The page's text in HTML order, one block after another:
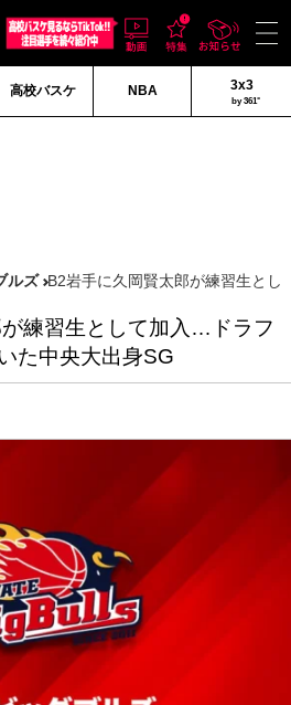
高校バスケ NBA 3x3
by 361°
ルズ B2岩手に久岡賢太郎が練習生と
練習生として加入…ドラフ
た中央大出身SG